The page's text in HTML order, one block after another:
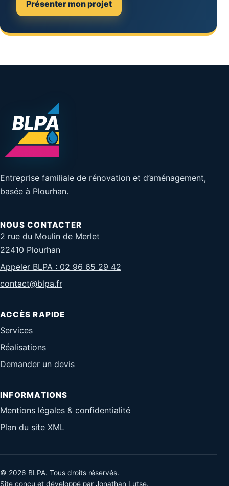
Présenter mon projet
Entreprise familiale de rénovation et d’aménagement,
basée à Plourhan.
NOUS CONTACTER
2 rue du Moulin de Merlet
22410 Plourhan
Appeler BLPA : 02 96 65 29 42
contact@blpa.fr
ACCÈS RAPIDE
Services
Réalisations
Demander un devis
INFORMATIONS
Mentions légales & confidentialité
Plan du site XML
© 2026 BLPA. Tous droits réservés.
Site conçu et développé par Jonathan Lutse.